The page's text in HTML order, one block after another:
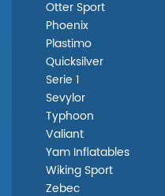
Otter Sport
Phoenix
Plastimo
Quicksilver
Serie 1
Sevylor
Typhoon
Valiant
Yam Inflatables
Wiking Sport
Zebec